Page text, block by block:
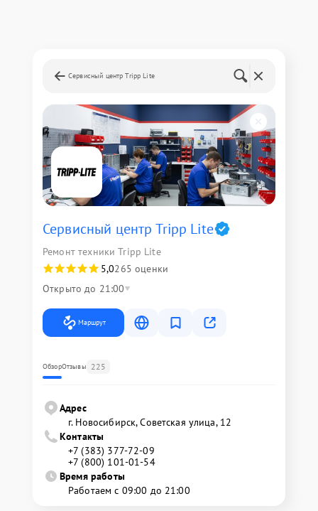
Сервисный центр Tripp Lite
Сервисный центр Tripp Lite
Ремонт техники Tripp Lite
5,0265 оценки
Открыто до 21:00
Маршрут
ОбзорОтзывы 225
Адрес
г. Новосибирск, Советская улица, 12
Контакты
+7 (383) 377-72-09
+7 (800) 101-01-54
Время работы
Работаем с 09:00 до 21:00